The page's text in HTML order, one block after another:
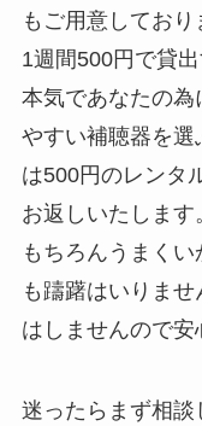
もご用意しており
1週間500円で貸
本気であなたの為
やすい補聴器を選
は500円のレンタ
お返しいたします
もちろんうまく
も躊躇はいりま
はしませんので安
迷ったらまず相談